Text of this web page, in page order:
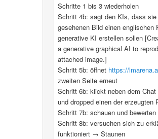
Schritte 1 bis 3 wiederholen
Schritt 4b: sagt den KIs, dass sie
gesehenen Bild einen englischen
generative KI erstellen sollen
a generative graphical AI to
attached image.]
Schritt 5b: öffnet https://
zweiten Seite erneut
Schritt 6b: klickt neben dem Chat
und dropped einen der erzeugten
Schritt 7b: schauen und
Schritt 8b: versuchen sich zu
funktioniert → Staunen